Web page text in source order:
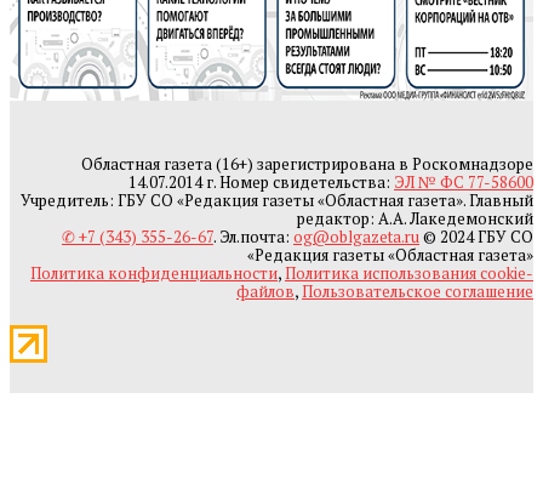
Областная газета (16+) зарегистрирована в Роскомнадзоре
14.07.2014 г. Номер свидетельства: ЭЛ № ФС 77-58600
Учредитель: ГБУ СО «Редакция газеты «Областная газета». Главный
редактор: А.А. Лакедемонский
✆ +7 (343) 355-26-67. Эл.почта: og@oblgazeta.ru© 2024 ГБУ СО
«Редакция газеты «Областная газета»
Политика конфиденциальности,Политика использования cookie-
файлов,Пользовательское соглашение